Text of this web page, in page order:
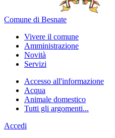
Comune di Besnate
Vivere il comune
Amministrazione
Novità
Servizi
Accesso all'informazione
Acqua
Animale domestico
Tutti gli argomenti...
Accedi